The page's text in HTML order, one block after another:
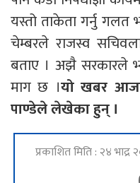
यस्तो ताकेता गर्नु
चेम्बरले राजस्व
बताए । अझै सरकारले
माग छ ।यो खबर
पाण्डेले लेखेका हुन् ।
प्रकाशित मिति : २४